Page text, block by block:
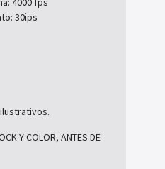
30ips
Y COLOR, ANTES DE